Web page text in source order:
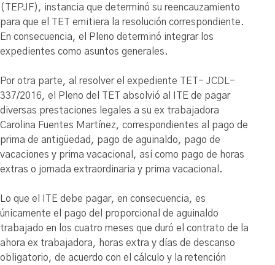
(TEPJF), instancia que determinó su reencauzamiento
para que el TET emitiera la resolución correspondiente.
En consecuencia, el Pleno determinó integrar los
expedientes como asuntos generales.
Por otra parte, al resolver el expediente TET- JCDL-
337/2016, el Pleno del TET absolvió al ITE de pagar
diversas prestaciones legales a su ex trabajadora
Carolina Fuentes Martínez, correspondientes al pago de
prima de antigüedad, pago de aguinaldo, pago de
vacaciones y prima vacacional, así como pago de horas
extras o jornada extraordinaria y prima vacacional.
Lo que el ITE debe pagar, en consecuencia, es
únicamente el pago del proporcional de aguinaldo
trabajado en los cuatro meses que duró el contrato de la
ahora ex trabajadora, horas extra y días de descanso
obligatorio, de acuerdo con el cálculo y la retención